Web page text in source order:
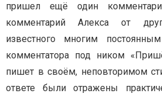
пришел ещё один
комментарий Алекса от
известного многим
комментатора под ником
пишет в своём, неповторимом
ответе были отражены